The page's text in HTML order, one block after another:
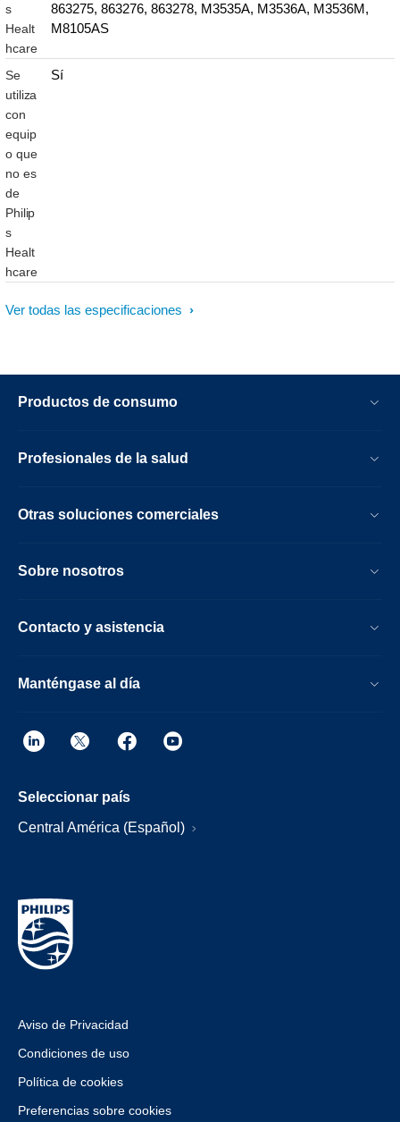
s
Healt
hcare
863275, 863276, 863278, M3535A, M3536A, M3536M,
M8105AS
Se
utiliza
con
equip
o que
no es
de
Philip
s
Healt
hcare
Sí
Ver todas las especificaciones
Productos de consumo
Profesionales de la salud
Otras soluciones comerciales
Sobre nosotros
Contacto y asistencia
Manténgase al día
Seleccionar país
Central América (Español)
Aviso de Privacidad
Condiciones de uso
Política de cookies
Preferencias sobre cookies